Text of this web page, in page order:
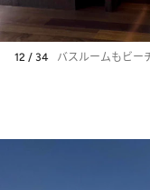
12 / 34 バスルームもビー